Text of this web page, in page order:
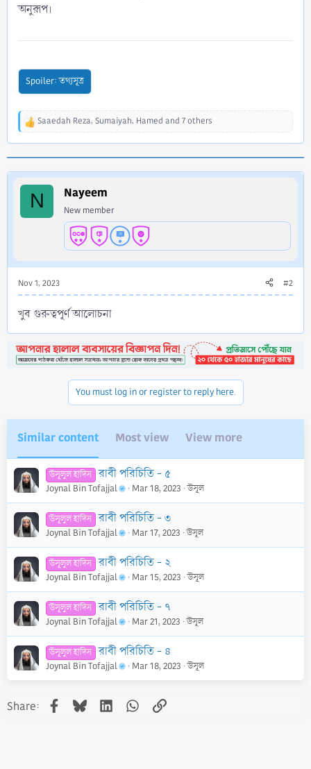
অনুরূপ।
Spoiler:তথ্যসূত্র
R
t
i
Saaedah Reza, Sumaiyah, Hamed and 7 others
N Nayeem
New member
Nov 1, 2023 #2
খুব গুরুত্বপূর্ণ আলোচনা
You must log in or register to reply here.
Similar content Most view View more
উসূলুল হাদিস রাবী পরিচিতি - ৫
Joynal Bin Tofajjal Mar 18, 2023 উসূল
উসূলুল হাদিস রাবী পরিচিতি - ৩
Joynal Bin Tofajjal Mar 17, 2023 উসূল
উসূলুল হাদিস রাবী পরিচিতি - ২
Joynal Bin Tofajjal Mar 15, 2023 উসূল
উসূলুল হাদিস রাবী পরিচিতি - ৭
Joynal Bin Tofajjal Mar 21, 2023 উসূল
উসূলুল হাদিস রাবী পরিচিতি - ৪
Joynal Bin Tofajjal Mar 18, 2023 উসূল
Share: Facebook
BlueskyLinkedInWhatsApp
Link